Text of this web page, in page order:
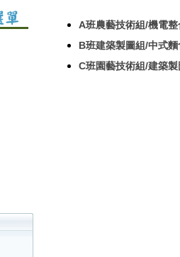
A班農藝技術組/機電整
B班建築製圖組/中式麵
C班園藝技術組/建築製